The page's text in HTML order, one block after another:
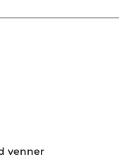
venner